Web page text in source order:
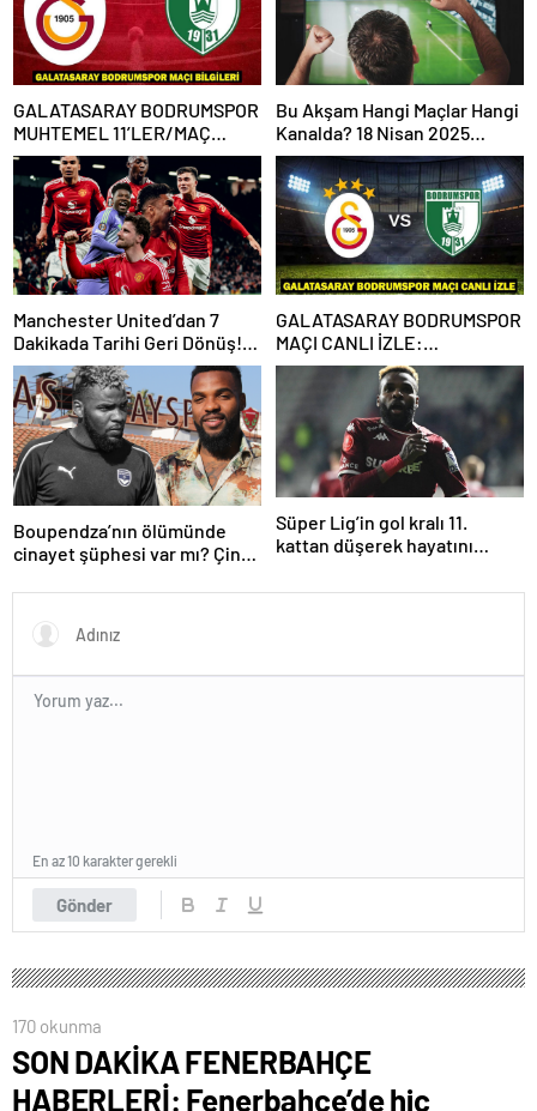
GALATASARAY BODRUMSPOR
MUHTEMEL 11’LER/MAÇ
KADROSU! Galatasaray
Bodrumspor maçı hangi
kanalda, saat kaçta?
Bu Akşam Hangi Maçlar Hangi
Kanalda? 18 Nisan 2025
Günün Karşılaşmaları
Manchester United’dan 7
Dakikada Tarihi Geri Dönüş!
UEFA Avrupa Ligi’nde Yarı
Finalde
GALATASARAY BODRUMSPOR
MAÇI CANLI İZLE:
Galatasaray Bodrumspor
maçı şifresiz mi?
Boupendza’nın ölümünde
cinayet şüphesi var mı? Çin
Süper Lig’in gol kralı 11.
kattan düşerek hayatını
Gönder
En az 10 karakter gerekli
170 okunma
SON DAKİKA FENERBAHÇE
HABERLERİ: Fenerbahçe’de hiç